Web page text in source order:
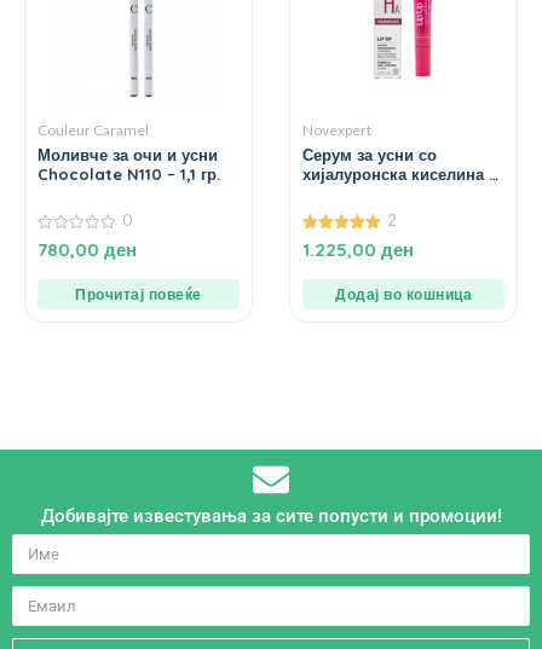
Couleur Caramel
Моливче за очи и усни
Chocolate N110 – 1,1 гр.
0
од
0
780,00 ден
Прочитај повеќе
Novexpert
Серум за усни со
хијалуронска киселина –
5.00
од 5
2
1.225,00 ден
Додај во кошница
Добивајте известувања за сите попусти и промоции!